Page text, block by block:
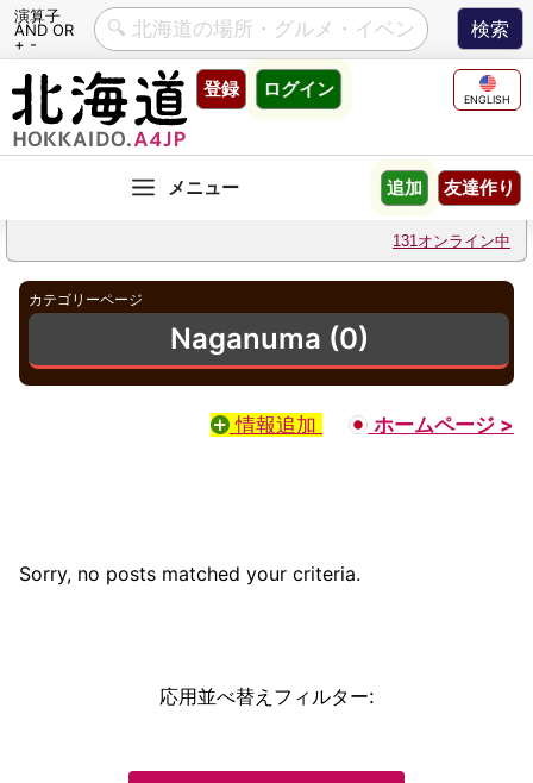
演算子
AND OR
+ -
Skip
content
登録 ログイン ENGLISH
友達作り
追加
131オンライン中
カテゴリーページ
Naganuma (0)
情報追加 ホームページ >
Sorry, no posts matched your criteria.
応用並べ替えフィルター: